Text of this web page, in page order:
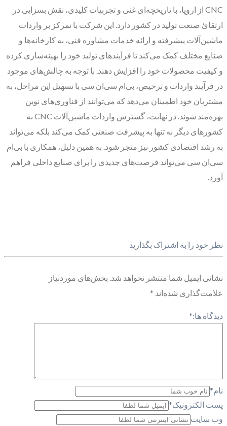
CNC از اروپا، با تاریخچه‌ای غنی و تجربیات کلیدی، نقش بسزایی در
ارتقائ صنعت تولید در کشور دارد. این شرکت با تمرکز بر واردات
ماشین‌آلات پیشرفته و ارائه خدمات مشاوره فنی، به کارخانه‌ها و
صنایع مختلف کمک می‌کند تا فرآیندهای تولید خود را بهینه‌سازی کرده
و کیفیت محصولات خود را افزایش دهند. با توجه به چالش‌های موجود
در فرآیند واردات و ترخیص، بی‌ام سی‌ان سی با تسهیل این مراحل، به
مشتریان خود اطمینان می‌دهد که می‌توانند از فناوری‌های نوین
بهره‌مند شوند. در نهایت، گسترش واردات ماشین‌آلات CNC به
کشورهای دیگر نه تنها به پیشرفت صنعتی کمک می‌کند بلکه می‌تواند
به رشد اقتصادی کشور نیز منجر شود. به همین دلیل، همکاری با بی‌ام
سی‌ان سی می‌تواند فرصت‌های جدیدی را برای صنایع داخلی فراهم
آورد.
نظر خود را به اشتراک بگذارید
نشانی ایمیل شما منتشر نخواهد شد. بخش‌های موردنیاز
علامت‌گذاری شده‌اند *
دیدگاه ها:*
نام*
پست الکترونیک*
وب سایت